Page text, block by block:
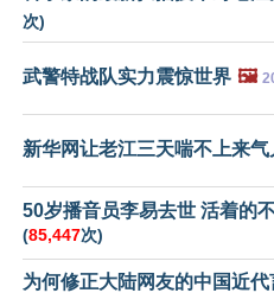
次)
武警特战队实力震惊世界 🖼️
新华网让老江三天喘不上来气
50岁播音员李易去世 活着的
(85,447次)
为何修正大陆网友的中国近